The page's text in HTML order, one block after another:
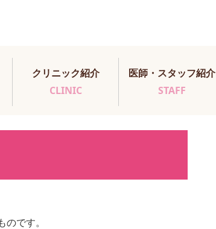
クリニック紹介
CLINIC
医師・スタッフ紹介
STAFF
です。